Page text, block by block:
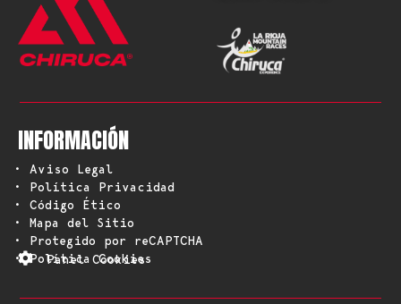
INFORMACIÓN
• Aviso Legal
• Política Privacidad
• Código Ético
• Mapa del Sitio
• Protegido por reCAPTCHA
• Política Cookies
Panel Cookies